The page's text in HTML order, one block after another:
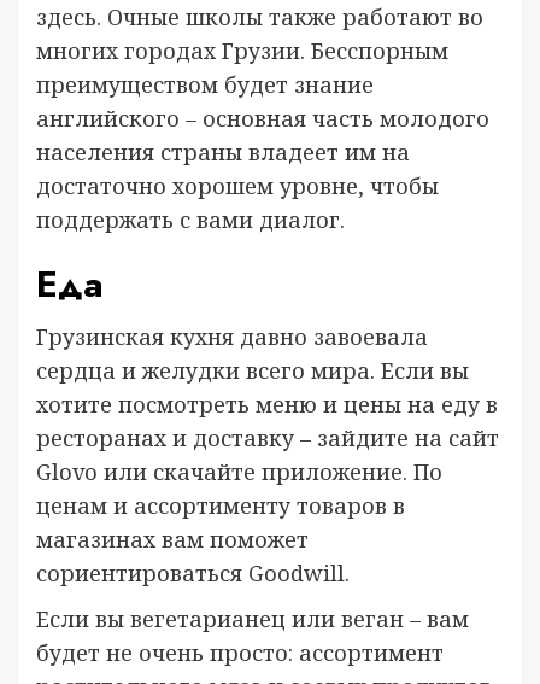
здесь. Очные школы также работают во
многих городах Грузии. Бесспорным
преимуществом будет знание
английского – основная часть молодого
населения страны владеет им на
достаточно хорошем уровне, чтобы
поддержать с вами диалог.
Еда
Грузинская кухня давно завоевала
сердца и желудки всего мира. Если вы
хотите посмотреть меню и цены на еду в
ресторанах и доставку – зайдите на сайт
Glovo или скачайте приложение. По
ценам и ассортименту товаров в
магазинах вам поможет
сориентироваться Goodwill.
Если вы вегетарианец или веган – вам
будет не очень просто: ассортимент